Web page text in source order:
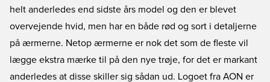
helt anderledes end sidste års model og den er blevet
overvejende hvid, men har en både rød og sort i detaljerne
på ærmerne. Netop ærmerne er nok det som de fleste vil
lægge ekstra mærke til på den nye trøje, for det er markant
anderledes at disse skiller sig sådan ud. Logoet fra AON er